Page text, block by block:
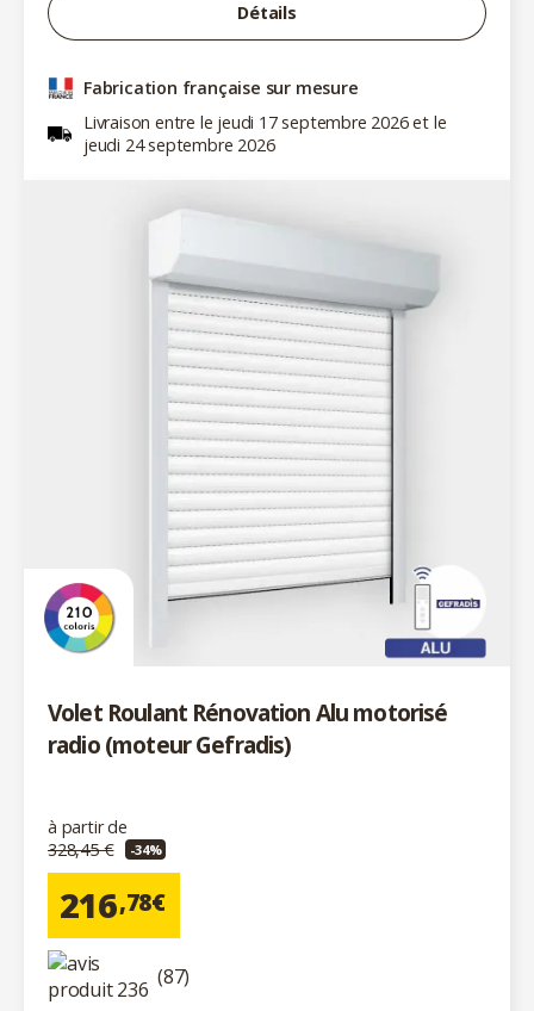
Détails
Fabrication française sur mesure
Livraison entre le jeudi 17 septembre 2026 et le
jeudi 24 septembre 2026
Volet Roulant Rénovation Alu motorisé
radio (moteur Gefradis)
à partir de
328,45 €
-34%
216,78€
(87)